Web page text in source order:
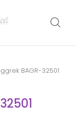
BAGR-32501